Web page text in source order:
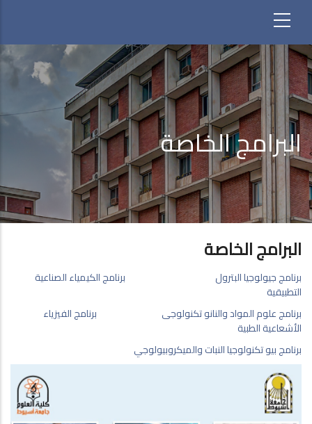
البرامج الخاصة
البرامج الخاصة
برنامج جيولوجيا البترول
برنامج الكيمياء الصناعية
التطبيقية
برنامج علوم المواد والنانو تكنولوجى
برنامج الفيزياء
الأشعاعية الطبية
برنامج بيو تكنولوجيا النبات والميكروبيولوجي